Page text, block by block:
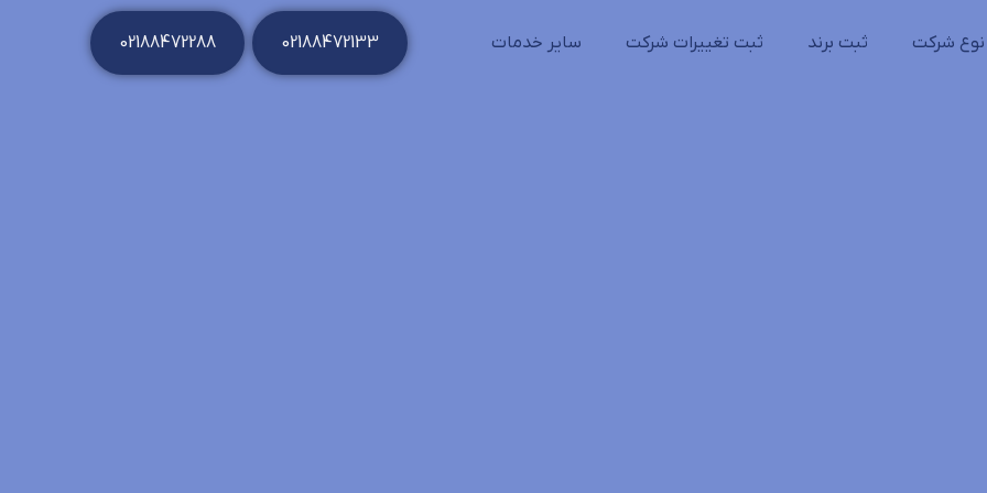
نوع شرکت ثبت برند ثبت تغییرات شرکت سایر خدمات 02188472133
02188472288